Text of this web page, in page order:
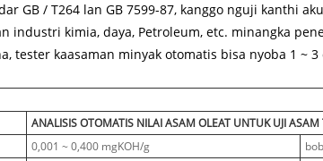
GB / T264 lan GB 7599-87, kanggo nguji kanthi
industri kimia, daya, Petroleum, etc. minangka
tester kaasaman minyak otomatis bisa nyoba 1 ~ 3
ANALISIS OTOMATIS NILAI ASAM OLEAT UNTUK UJI ASAM
0,001 ~ 0,400 mgKOH/g